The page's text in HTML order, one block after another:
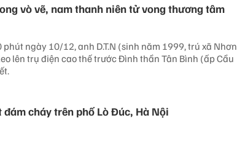
vò vẽ, nam thanh niên tử vong thương tâm
ngày 10/12, anh D.T.N (sinh năm 1999, trú xã Nhơn
lên trụ điện cao thế trước Đình thần Tân Bình (ấp Cầu
cháy trên phố Lò Đúc, Hà Nội